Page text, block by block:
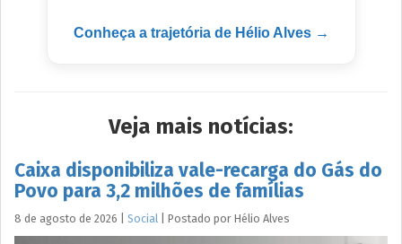
Conheça a trajetória de Hélio Alves →
Veja mais notícias:
Caixa disponibiliza vale-recarga do Gás do
Povo para 3,2 milhões de famílias
8 de agosto de 2026 Social Postado por Hélio Alves